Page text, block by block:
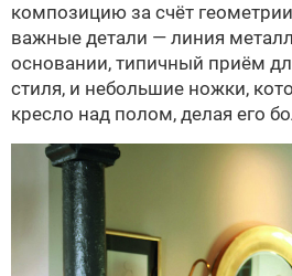
композицию за счёт
важные детали — линия
основании, типичный приём
стиля, и небольшие ножки,
кресло над полом, делая его